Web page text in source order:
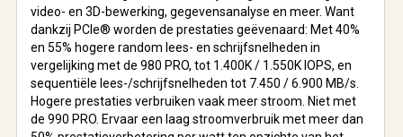
video- en 3D-bewerking, gegevensanalyse en meer. Want
dankzij PCIe® worden de prestaties geëvenaard: Met 40%
en 55% hogere random lees- en schrijfsnelheden in
vergelijking met de 980 PRO, tot 1.400K / 1.550K IOPS, en
sequentiële lees-/schrijfsnelheden tot 7.450 / 6.900 MB/s.
Hogere prestaties verbruiken vaak meer stroom. Niet met
de 990 PRO. Ervaar een laag stroomverbruik met meer dan